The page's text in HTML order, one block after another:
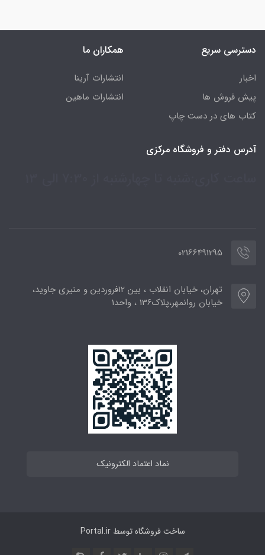
دسترسی سریع
اخبار
پیش فروش ها
کتاب های در دست چاپ
همکاران ما
انتشارات آرینا
انتشارات ماهین
آدرس دفتر و فروشگاه مرکزی
02166491295
تهران، خیابان انقلاب ، بین 12فروردین و منیری جاوید،
خیابان روانمهر،پلاک136 ، واحد1
نماد اعتماد الکترونیک
ساخت فروشگاه توسطPortal.ir